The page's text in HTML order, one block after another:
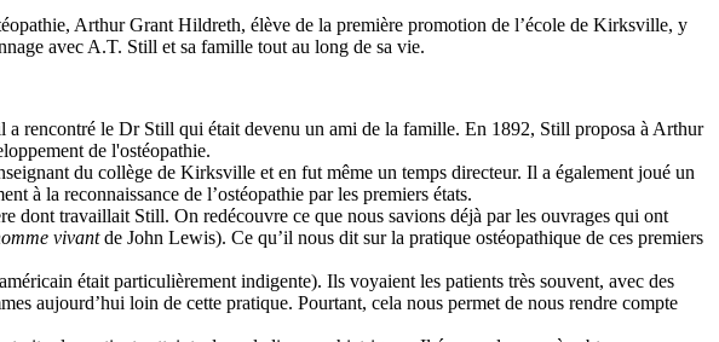
Arthur Grant Hildreth, élève de la première promotion de l’école de Kirksville, y
avec A.T. Still et sa famille tout au long de sa vie.
rencontré le Dr Still qui était devenu un ami de la famille. En 1892, Still proposa à Arthur
de l'ostéopathie.
du collège de Kirksville et en fut même un temps directeur. Il a également joué un
à la reconnaissance de l’ostéopathie par les premiers états.
dont travaillait Still. On redécouvre ce que nous savions déjà par les ouvrages qui ont
vivantde John Lewis). Ce qu’il nous dit sur la pratique ostéopathique de ces premiers
était particulièrement indigente). Ils voyaient les patients très souvent, avec des
aujourd’hui loin de cette pratique. Pourtant, cela nous permet de nous rendre compte